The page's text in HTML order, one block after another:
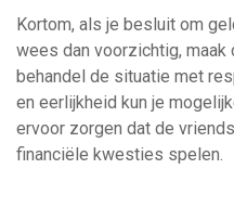
Kortom, als je besluit om
wees dan voorzichtig, maak
behandel de situatie met
en eerlijkheid kun je
ervoor zorgen dat de
financiële kwesties spelen.